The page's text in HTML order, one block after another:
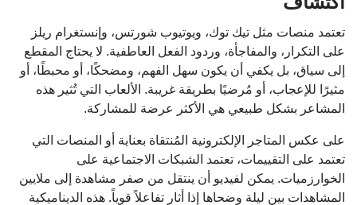
تعتمد منصات مثل تيك توك، ويوتيوب شورتس، وإنستغرام ريلز
على التكرار، والمفاجأة، وردود الفعل العاطفية. لا يحتاج المقطع
إلى سياق، بل يكفي أن يكون سهل الفهم، ومضحكًا، أو محبطًا، أو
مثيرًا للإعجاب، أو مُرضيًا بطريقة غريبة. الألعاب التي تُثير هذه
المشاعر بشكل طبيعي هي الأكثر عرضة للمشاركة.
على عكس المتاجر الإلكترونية المُنتقاة بعناية أو المنصات التي
تعتمد على التقييمات، تعتمد الشبكات الاجتماعية على
الخوارزميات. يمكن لفيديو أن ينتقل من صفر مشاهدة إلى ملايين
المشاهدات بين ليلة وضحاها إذا أثار تفاعلاً قوياً. هذه الديناميكية